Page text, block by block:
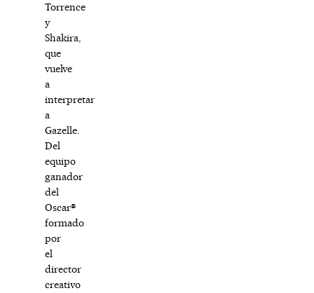
Torrence
y
Shakira,
que
vuelve
a
interpretar
a
Gazelle.
Del
equipo
ganador
del
Oscar®
formado
por
el
director
creativo